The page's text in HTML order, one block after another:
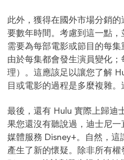
此外，獲得在國外市場分銷
要數年時間。考慮到這一點
需要為每部電影或節目的每集
由於每集都會發生演員變化；
理）。這應該足以讓您了解
目或電影的過程是多麼複雜。
最後，還有 Hulu 實際上歸迪
果您還沒有聽說過，迪士尼
媒體服務 Disney+。自然，這
產生了新的懷疑。除非所有